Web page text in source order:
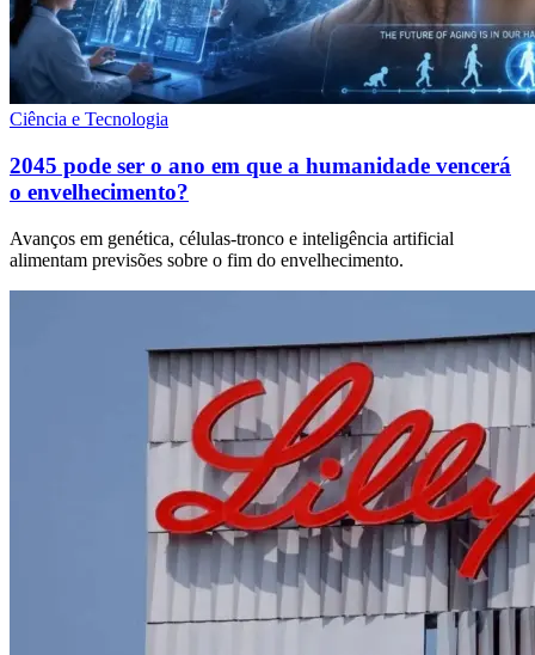
Ciência e Tecnologia
2045 pode ser o ano em que a humanidade vencerá
o envelhecimento?
Avanços em genética, células-tronco e inteligência artificial
alimentam previsões sobre o fim do envelhecimento.